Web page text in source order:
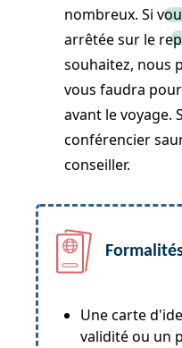
nombreux. Si
arrêtée sur le
souhaitez, nous
vous faudra
avant le voyage.
conférencier
conseiller.
Une carte
validité ou un